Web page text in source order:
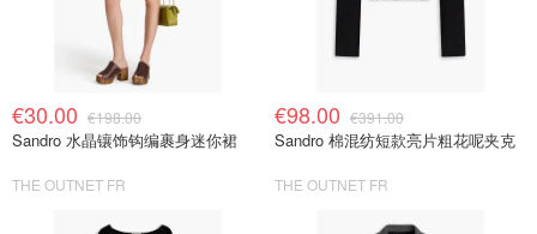
€30.00 €198.00
Sandro 水晶镶饰钩编裹身迷你裙
THE OUTNET FR
€98.00 €391.00
Sandro 棉混纺短款亮片粗花呢夹克
THE OUTNET FR